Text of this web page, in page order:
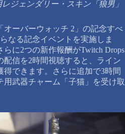
ジェンダリー・スキン「狼男」
オーバーウォッチ 2」の記念すべ
なる記念イベントを実施しま
に2つの新作報酬がTwitch Drops
配信を2時間視聴すると、ライン
できます。さらに追加で3時間
武器チャーム「子猫」を受け取